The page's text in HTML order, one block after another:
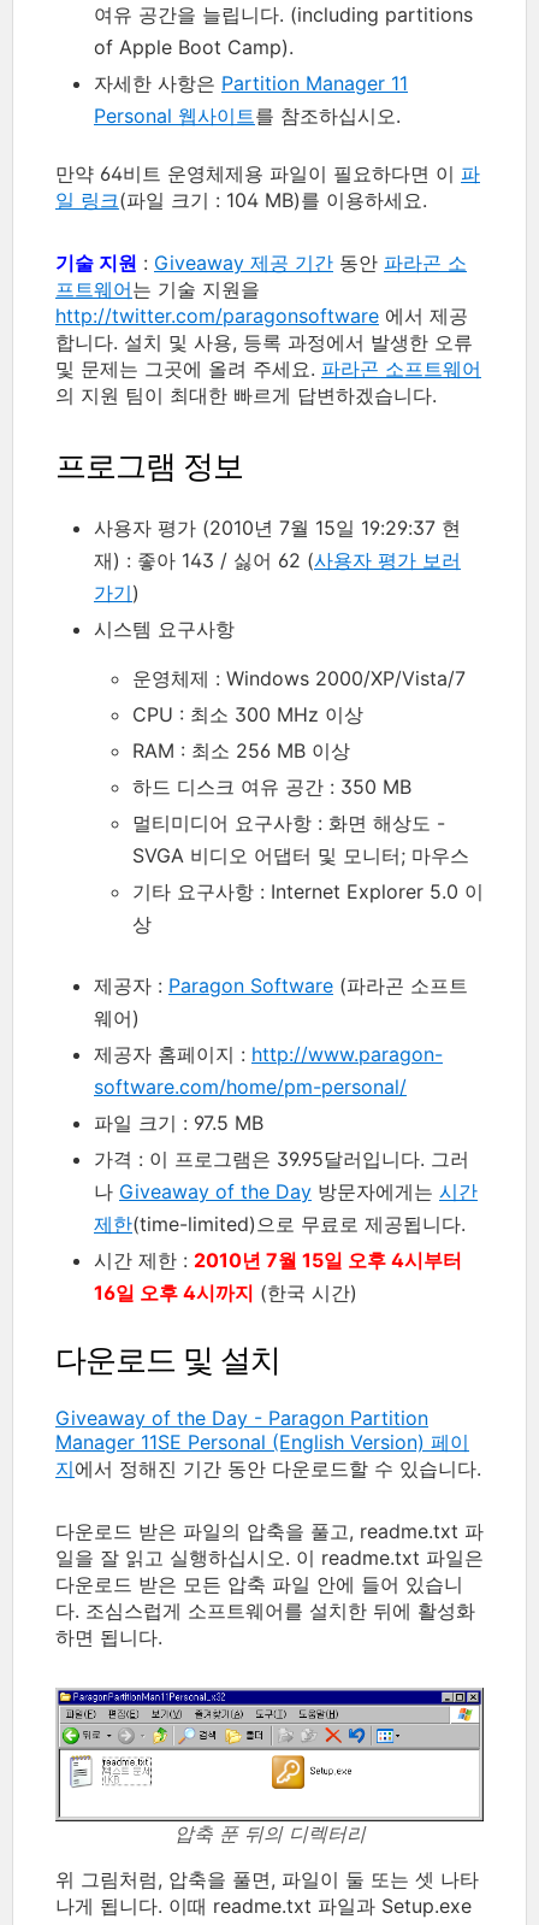
여유 공간을 늘립니다. (including partitions
of Apple Boot Camp).
자세한 사항은 Partition Manager 11
Personal 웹사이트를 참조하십시오.
만약 64비트 운영체제용 파일이 필요하다면 이 파
일 링크(파일 크기 : 104 MB)를 이용하세요.
기술 지원 : Giveaway 제공 기간 동안 파라곤 소
프트웨어는 기술 지원을
http://twitter.com/paragonsoftware 에서 제공
합니다. 설치 및 사용, 등록 과정에서 발생한 오류
및 문제는 그곳에 올려 주세요. 파라곤 소프트웨어
의 지원 팀이 최대한 빠르게 답변하겠습니다.
프로그램 정보
사용자 평가 (2010년 7월 15일 19:29:37 현
재) : 좋아 143 / 싫어 62 (사용자 평가 보러
가기)
시스템 요구사항
운영체제 : Windows 2000/XP/Vista/7
CPU : 최소 300 MHz 이상
RAM : 최소 256 MB 이상
하드 디스크 여유 공간 : 350 MB
멀티미디어 요구사항 : 화면 해상도 -
SVGA 비디오 어댑터 및 모니터; 마우스
기타 요구사항 : Internet Explorer 5.0 이
상
제공자 : Paragon Software (파라곤 소프트
웨어)
제공자 홈페이지 : http://www.paragon-
software.com/home/pm-personal/
파일 크기 : 97.5 MB
가격 : 이 프로그램은 39.95달러입니다. 그러
나 Giveaway of the Day 방문자에게는 시간
제한(time-limited)으로 무료로 제공됩니다.
시간 제한 : 2010년 7월 15일 오후 4시부터
16일 오후 4시까지 (한국 시간)
다운로드 및 설치
Giveaway of the Day - Paragon Partition
Manager 11SE Personal (English Version) 페이
지에서 정해진 기간 동안 다운로드할 수 있습니다.
다운로드 받은 파일의 압축을 풀고, readme.txt 파
일을 잘 읽고 실행하십시오. 이 readme.txt 파일은
다운로드 받은 모든 압축 파일 안에 들어 있습니
다. 조심스럽게 소프트웨어를 설치한 뒤에 활성화
하면 됩니다.
압축 푼 뒤의 디렉터리
위 그림처럼, 압축을 풀면, 파일이 둘 또는 셋 나타
나게 됩니다. 이때 readme.txt 파일과 Setup.exe